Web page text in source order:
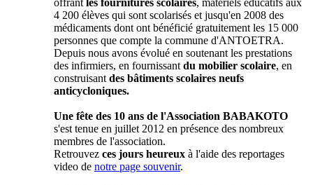
offrant les fournitures scolaires, matériels éducatifs aux
4 200 élèves qui sont scolarisés et jusqu'en 2008 des
médicaments dont ont bénéficié gratuitement les 15 000
personnes que compte la commune d'ANTOETRA.
Depuis nous avons évolué en soutenant les prestations
des infirmiers, en fournissant du mobilier scolaire, en
construisant des bâtiments scolaires neufs
anticycloniques.
Une fête des 10 ans de l'Association BABAKOTO
s'est tenue en juillet 2012 en présence des nombreux
membres de l'association.
Retrouvez ces jours heureux à l'aide des reportages
video de notre page souvenir.